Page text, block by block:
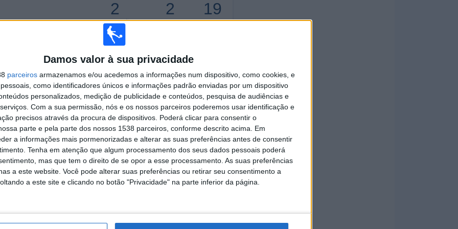
Damos valor à sua privacidade
parceiros armazenamos e/ou acedemos a informações num dispositivo, como cookies, e
como identificadores únicos e informações padrão enviadas por um dispositivo
personalizados, medição de publicidade e conteúdos, pesquisa de audiências e
Com a sua permissão, nós e os nossos parceiros poderemos usar identificação e
precisos através da procura de dispositivos. Poderá clicar para consentir o
parte e pela parte dos nossos 1538 parceiros, conforme descrito acima. Em
a informações mais pormenorizadas e alterar as suas preferências antes de consentir
Tenha em atenção que algum processamento dos seus dados pessoais poderá
mas que tem o direito de se opor a esse processamento. As suas preferências
a este website. Você pode alterar suas preferências ou retirar seu consentimento a
a este site e clicando no botão "Privacidade" na parte inferior da página.
19
RIVAIS
2
VS San
2
COMPETIÇÕES
RANKING POR COMPETIÇÕES
Primera A Women
17 (80,95%)
Copa Libertadores Women
4 (19,05%)
Ver ranking completo
PARTIDAS POR DIA DA SEMANA
FEIRA QUINTA-FEIRA SEXTA-FEIRA SÁBADO DOMINGO